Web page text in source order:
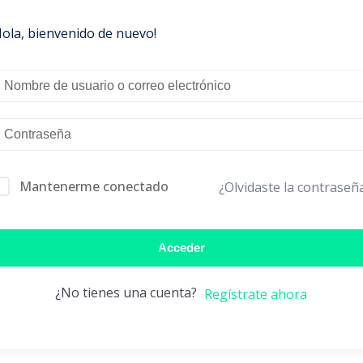
bienvenido de nuevo!
Mantenerme conectado ¿Olvidaste la
Acceder
¿No tienes una cuenta? Regístrate ahora